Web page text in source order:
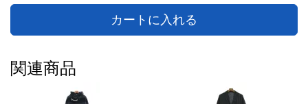
カートに入れる
関連商品